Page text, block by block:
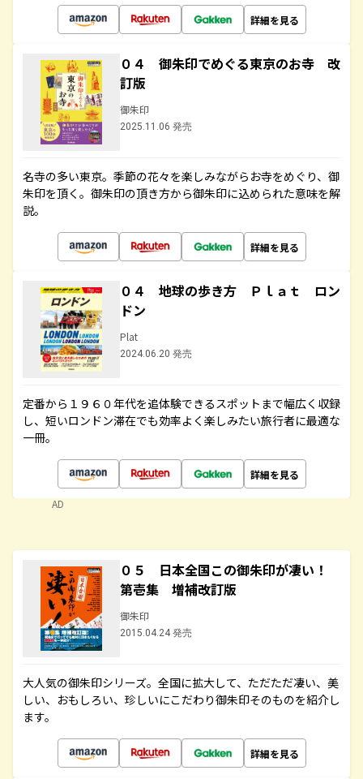
詳細を見る
０４ 御朱印でめぐる東京のお寺 改
訂版
御朱印
2025.11.06 発売
名寺の多い東京。季節の花々を楽しみながらお寺をめぐり、御
朱印を頂く。御朱印の頂き方から御朱印に込められた意味を解
説。
詳細を見る
０４ 地球の歩き方 Ｐｌａｔ ロン
ドン
Plat
2024.06.20 発売
定番から１９６０年代を追体験できるスポットまで幅広く収録
し、短いロンドン滞在でも効率よく楽しみたい旅行者に最適な
一冊。
詳細を見る
AD
０５ 日本全国この御朱印が凄い！
第壱集 増補改訂版
御朱印
2015.04.24 発売
大人気の御朱印シリーズ。全国に拡大して、ただただ凄い、美
しい、おもしろい、珍しいにこだわり御朱印そのものを紹介し
ます。
詳細を見る